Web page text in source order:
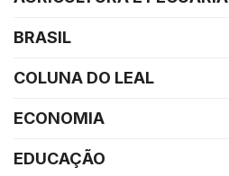
BRASIL
COLUNA DO LEAL
ECONOMIA
EDUCAÇÃO